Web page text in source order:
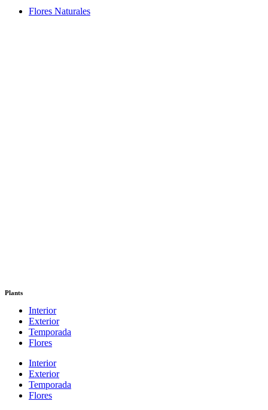
Flores Naturales
Plants
Interior
Exterior
Temporada
Flores
Interior
Exterior
Temporada
Flores